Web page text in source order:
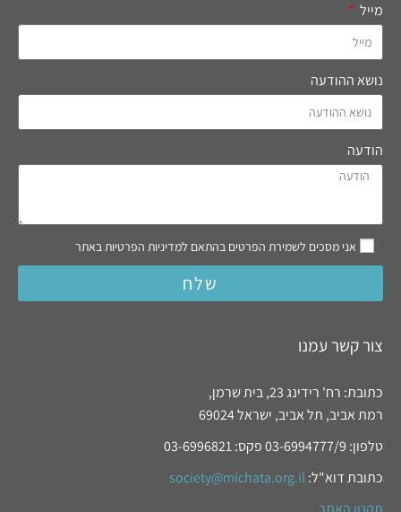
מייל
נושא ההודעה
הודעה
אני מסכים לשמירת הפרטים בהתאם למדיניות הפרטיות באתר
שלח
צור קשר עמנו
כתובת: רח' רידינג 23, בית שרמן,
רמת אביב, תל אביב, ישראל 69024
טלפון: 03-6994777/9 פקס: 03-6996821
כתובת דוא"ל: society@michata.org.il